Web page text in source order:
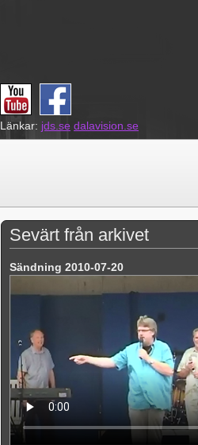
Länkar: jds.se dalavision.se
Sevärt från arkivet
Sändning 2010-07-20